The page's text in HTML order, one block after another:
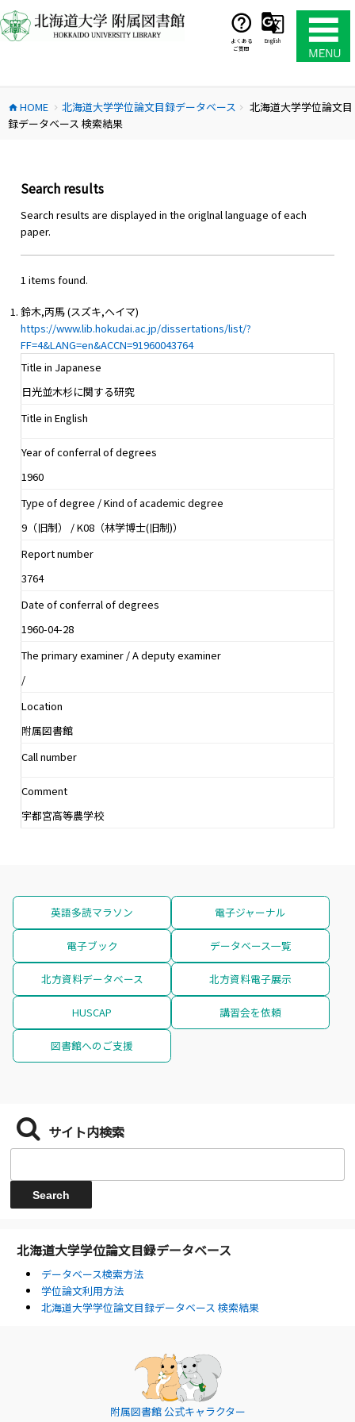
ン
テ
ス
キ
よくある
ご質問
English
home HOME chevron_right 北海道大学学位論文目録データベース chevron_right
北海道大学学位論文目
録データベース 検索結果
Search results
Search results are displayed in the origlnal language of each
paper.
1 items found.
鈴木,丙馬 (スズキ,ヘイマ)
https://www.lib.hokudai.ac.jp/dissertations/list/?
FF=4&LANG=en&ACCN=91960043764
Title in Japanese
日光並木杉に関する研究
Title in English
Year of conferral of degrees
1960
Type of degree / Kind of academic degree
9（旧制） / K08（林学博士(旧制)）
Report number
3764
Date of conferral of degrees
1960-04-28
The primary examiner / A deputy examiner
/
Location
附属図書館
Call number
Comment
宇都宮高等農学校
英語多読マラソン 電子ジャーナル
電子ブック データベース一覧
北方資料データベース 北方資料電子展示
HUSCAP 講習会を依頼
図書館へのご支援
サイト内検索
北海道大学学位論文目録データベース
データベース検索方法
学位論文利用方法
北海道大学学位論文目録データベース 検索結果
附属図書館 公式キャラクター